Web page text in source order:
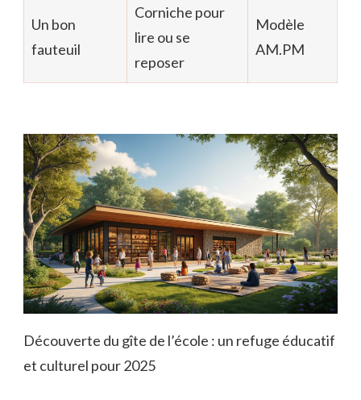
Un bon
fauteuil
Corniche pour
lire ou se
reposer
Modèle
AM.PM
Découverte du gîte de l’école : un refuge éducatif
et culturel pour 2025